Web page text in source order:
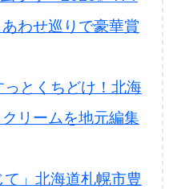
わせ巡りで豪華賞
とくちどけ！北海
リームを地元編集
」北海道札幌市豊